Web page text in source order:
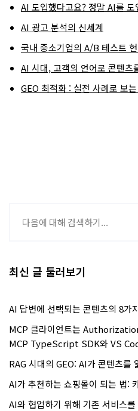
AI 도입했다고요? 정말 AI를 도
AI 광고 분석의 신세계
국내 중소기업의 A/B 테스트
AI 시대, 고객의 언어로 콘텐츠
GEO 최적화 : 실전 사례로 보
최신 글 둘러보기
AI 답변에 선택되는 콘텐츠의 8가
MCP 클라이언트는
MCP TypeScript SDK와 VS
RAG 시대의 GEO: AI가 콘텐츠를
AI가 추천하는 쇼핑몰이 되는 법:
AI와 협업하기 위해 기존 서비스